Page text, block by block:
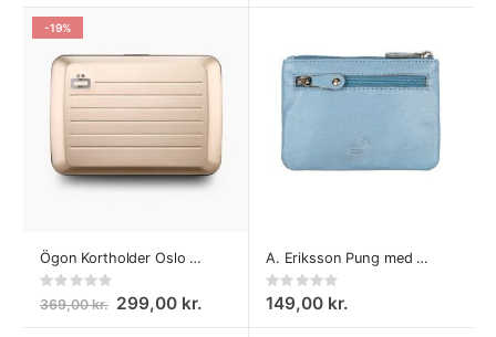
-19%
Ögon Kortholder Oslo Rose Gold
Rating:
369,00 kr. 299,00 kr.
A. Eriksson Pung med Nøglepung Högsar
Rating:
149,00 kr.